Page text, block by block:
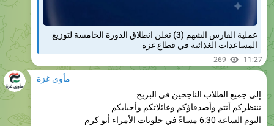
269 11:27
مأوى غزة
إلى جميع الطلاب الناجحين في البريج
اليوم الساعة 6:30 مساءً في حلويات الأمراء أبو كرم
المهم أن تكونوا ناجحين ومعدلكم أعلى من 50
بدون تسجيل أسماء، فقط أحضروا عائلاتكم وأحبائكم وأصدقاؤكم